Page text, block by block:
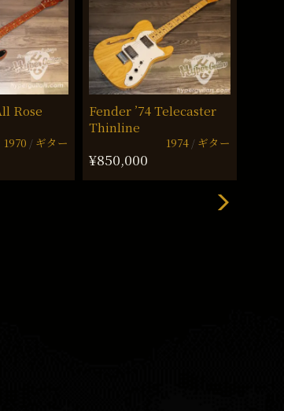
Rose
1970 ギター
Fender ’74 Telecaster
Thinline
1974 ギター
¥850,000